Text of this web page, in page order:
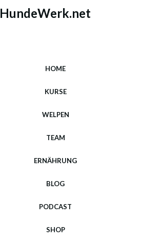
HundeWerk.net
HOME
KURSE
WELPEN
TEAM
ERNÄHRUNG
BLOG
PODCAST
SHOP